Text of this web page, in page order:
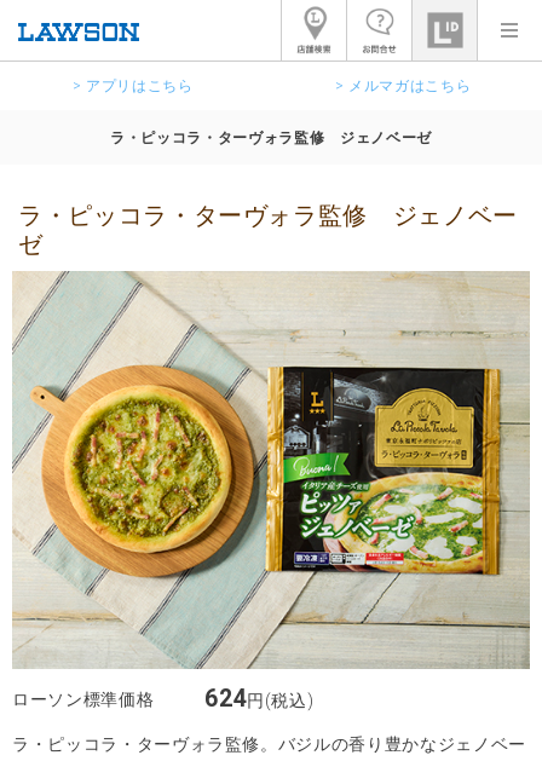
> アプリはこちら > メルマガはこちら
ラ・ピッコラ・ターヴォラ監修 ジェノベーゼ
ラ・ピッコラ・ターヴォラ監修 ジェノベー
ゼ
ローソン標準価格 624円(税込)
ラ・ピッコラ・ターヴォラ監修。バジルの香り豊かなジェノベー